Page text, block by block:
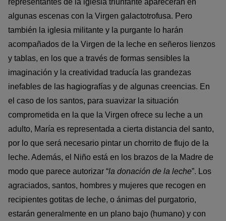
representantes de la iglesia triunfante aparecerán en
algunas escenas con la Virgen galactotrofusa. Pero
también la iglesia militante y la purgante lo harán
acompañados de la Virgen de la leche en señeros lienzos
y tablas, en los que a través de formas sensibles la
imaginación y la creatividad traducía las grandezas
inefables de las hagiografías y de algunas creencias. En
el caso de los santos, para suavizar la situación
comprometida en la que la Virgen ofrece su leche a un
adulto, María es representada a cierta distancia del santo,
por lo que será necesario pintar un chorrito de flujo de la
leche. Además, el Niño está en los brazos de la Madre de
modo que parece autorizar “la donación de la leche”. Los
agraciados, santos, hombres y mujeres que recogen en
recipientes gotitas de leche, o ánimas del purgatorio,
estarán generalmente en un plano bajo (humano) y con